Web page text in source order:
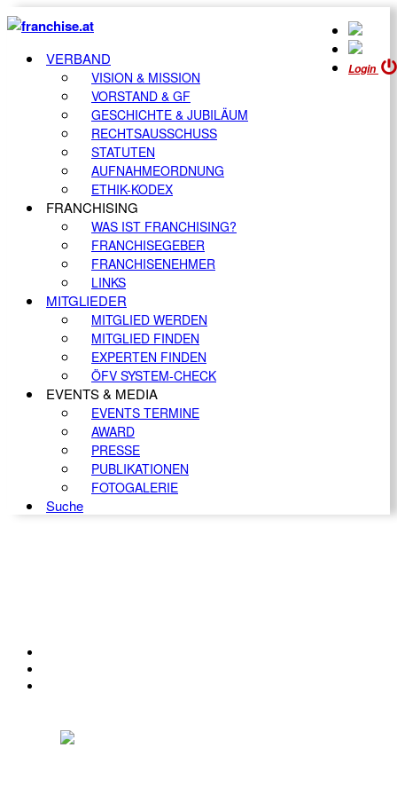
Login
VERBAND
VISION & MISSION
VORSTAND & GF
GESCHICHTE & JUBILÄUM
RECHTSAUSSCHUSS
STATUTEN
AUFNAHMEORDNUNG
ETHIK-KODEX
FRANCHISING
WAS IST FRANCHISING?
FRANCHISEGEBER
FRANCHISENEHMER
LINKS
MITGLIEDER
MITGLIED WERDEN
MITGLIED FINDEN
EXPERTEN FINDEN
ÖFV SYSTEM-CHECK
EVENTS & MEDIA
EVENTS TERMINE
AWARD
PRESSE
PUBLIKATIONEN
FOTOGALERIE
Suche